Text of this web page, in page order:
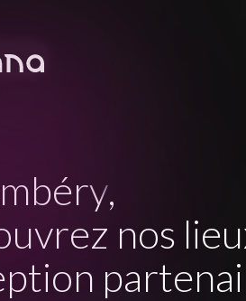
,
nos